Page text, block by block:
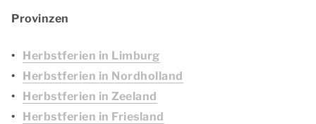
Provinzen
Herbstferien in Limburg
Herbstferien in Nordholland
Herbstferien in Zeeland
Herbstferien in Friesland